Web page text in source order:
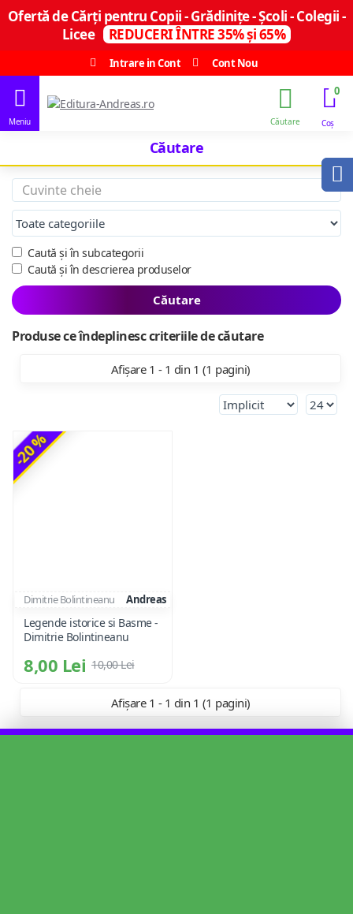
Ofertă de Cărți pentru Copii - Grădinițe - Școli - Colegii -
Licee
REDUCERI ÎNTRE 35% și 65%
Intrare in Cont
Cont Nou
0
Căutare
Caută și în subcategorii
Caută și în descrierea produselor
Căutare
Produse ce îndeplinesc criteriile de căutare
Afișare 1 - 1 din 1 (1 pagini)
-20 %
Dimitrie Bolintineanu Andreas
Legende istorice si Basme -
Dimitrie Bolintineanu
8,00 Lei 10,00 Lei
Afișare 1 - 1 din 1 (1 pagini)